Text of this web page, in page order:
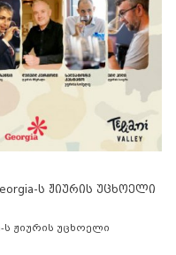
ს ჟიურის უცხოელი
ს ჟიურის უცხოელი